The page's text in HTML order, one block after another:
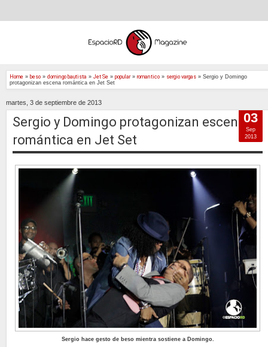
Home » beso » domingo bautista » Jet Se » popular» romantico » sergio vargas » Sergio y Domingo
protagonizan escena romántica en Jet Set
martes, 3 de septiembre de 2013
Sergio y Domingo protagonizan escena
romántica en Jet Set
Sergio hace gesto de beso mientra sostiene a Domingo.
03
Sep
2013